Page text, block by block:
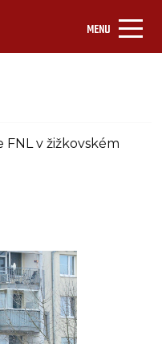
MENU
FNL v žižkovském